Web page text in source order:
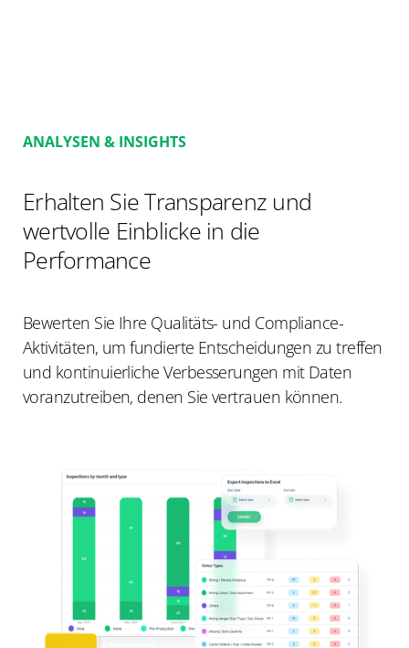
ANALYSEN & INSIGHTS
Erhalten Sie Transparenz und
wertvolle Einblicke in die
Performance
Bewerten Sie Ihre Qualitäts- und Compliance-
Aktivitäten, um fundierte Entscheidungen zu treffen
und kontinuierliche Verbesserungen mit Daten
voranzutreiben, denen Sie vertrauen können.